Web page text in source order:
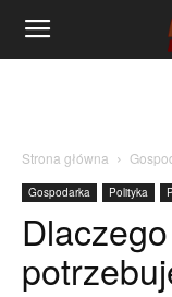
Strona główna
Gospodarka Polityka